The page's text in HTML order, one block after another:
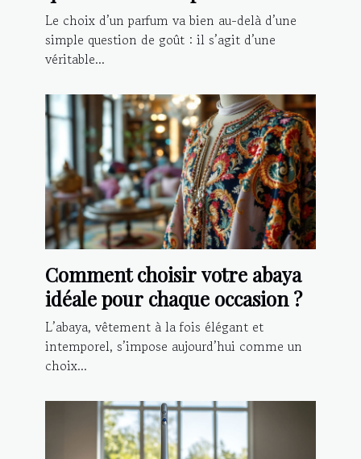
Le choix d’un parfum va bien au-delà d’une
simple question de goût : il s’agit d’une
véritable...
Comment choisir votre abaya
idéale pour chaque occasion ?
L’abaya, vêtement à la fois élégant et
intemporel, s’impose aujourd’hui comme un
choix...